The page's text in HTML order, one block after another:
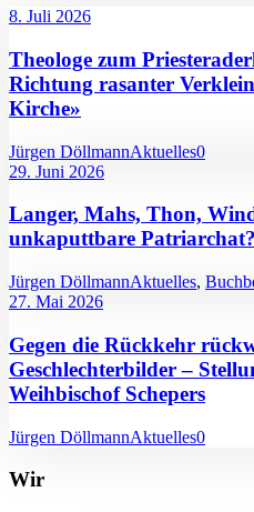
8. Juli 2026
Theologe zum
Richtung rasanter
Kirche»
Jürgen DöllmannAktuelles0
29. Juni 2026
Langer, Mahs, Thon,
unkaputtbare Patriarchat?
Jürgen DöllmannAktuelles,
27. Mai 2026
Gegen die Rückkehr
Geschlechterbilder –
Weihbischof Schepers
Jürgen DöllmannAktuelles0
Wir